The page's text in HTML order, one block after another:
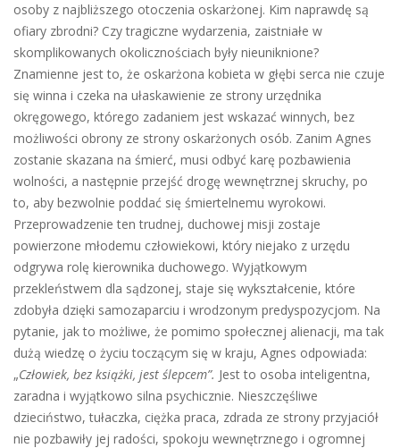
osoby z najbliższego otoczenia oskarżonej. Kim naprawdę są
ofiary zbrodni? Czy tragiczne wydarzenia, zaistniałe w
skomplikowanych okolicznościach były nieuniknione?
Znamienne jest to, że oskarżona kobieta w głębi serca nie czuje
się winna i czeka na ułaskawienie ze strony urzędnika
okręgowego, którego zadaniem jest wskazać winnych, bez
możliwości obrony ze strony oskarżonych osób. Zanim Agnes
zostanie skazana na śmierć, musi odbyć karę pozbawienia
wolności, a następnie przejść drogę wewnętrznej skruchy, po
to, aby bezwolnie poddać się śmiertelnemu wyrokowi.
Przeprowadzenie ten trudnej, duchowej misji zostaje
powierzone młodemu człowiekowi, który niejako z urzędu
odgrywa rolę kierownika duchowego. Wyjątkowym
przekleństwem dla sądzonej, staje się wykształcenie, które
zdobyła dzięki samozaparciu i wrodzonym predyspozycjom. Na
pytanie, jak to możliwe, że pomimo społecznej alienacji, ma tak
dużą wiedzę o życiu toczącym się w kraju, Agnes odpowiada:
„Człowiek, bez książki, jest ślepcem”. Jest to osoba inteligentna,
zaradna i wyjątkowo silna psychicznie. Nieszczęśliwe
dzieciństwo, tułaczka, ciężka praca, zdrada ze strony przyjaciół
nie pozbawiły jej radości, spokoju wewnętrznego i ogromnej